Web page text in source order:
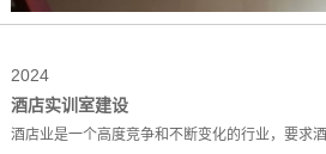
2024
酒店实训室建设
酒店业是一个高度竞争和不断变化的行业，要求